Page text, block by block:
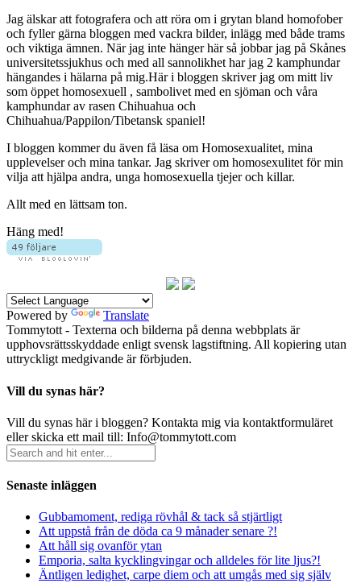
Jag älskar att fotografera och att röra om i grytan bland homofober
och fyller gärna bloggen med vackra bilder, inlägg med både trams
och viktiga ämnen. När jag inte hänger här så jobbar jag på Skånes
universitetssjukhus och med all sannolikhet har jag 2 kamphundar
hängandes i hälarna på mig.Här i bloggen skriver jag om mitt liv
som öppet homosexuell , sambolivet med en sjöman och våra
kamphundar av rasen Chihuahua och
Chihuahua/Pappilon/Tibetansk spaniel!
I bloggen kommer du även få läsa om Homosexualitet, mina
upplevelser och mina tankar. Jag skriver om homosexulitet för min
vilja att hjälpa andra, unga homosexuella tjejer och killar.
Allt med en lättsam ton.
Häng med!
Powered by
Translate
Tommytott - Texterna och bilderna på denna webbplats är
upphovsrättsskyddade enligt svensk lagstiftning. All kopiering utan
uttryckligt medgivande är förbjuden.
Vill du synas här?
Vill du synas här i bloggen? Kontakta mig via kontaktformuläret
eller skicka ett mail till: Info@tommytott.com
Senaste inläggen
Gubbamoment, rediga rövhål & tack så stjärtligt
Att uppstå från de döda ca 9 månader senare ?!
Att håll sig ovanför ytan
Emporia, salta kycklingvingar och alldeles för lite ljus?!
Äntligen ledighet, carpe diem och att umgås med sig själv